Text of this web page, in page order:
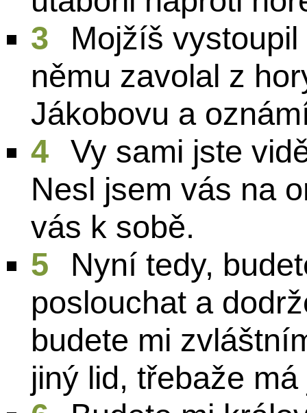
3
Mojžíš
němu zavolal z
Jákobovu a
4
Vy sami jste
Nesl jsem vás na
vás k sobě.
5
Nyní tedy,
poslouchat a
budete mi
jiný lid, třebaže